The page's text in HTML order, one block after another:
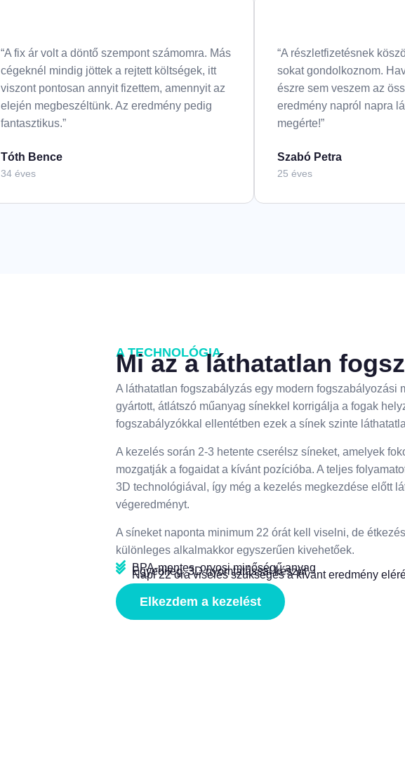
“A fix ár volt a döntő szempont számomra. Más
cégeknél mindig jöttek a rejtett költségek, itt
viszont pontosan annyit fizettem, amennyit az
elején megbeszéltünk. Az eredmény pedig
fantasztikus.”
Tóth Bence
34 éves
“A részletfizetésnek
sokat gondolkoznom.
észre sem veszem az
eredmény napról napra
megérte!”
Szabó Petra
25 éves
A TECHNOLÓGIA
Mi az a láthatatlan
A láthatatlan fogszabályzás egy modern fogszabályozási
gyártott, átlátszó műanyag sínekkel korrigálja a fogak
fogszabályzókkal ellentétben ezek a sínek szinte
A kezelés során 2-3 hetente cserélsz síneket, amelyek
mozgatják a fogaidat a kívánt pozícióba. A teljes
3D technológiával, így még a kezelés megkezdése előtt
végeredményt.
A síneket naponta minimum 22 órát kell viselni, de
különleges alkalmakkor egyszerűen kivehetőek.
BPA-mentes, orvosi minőségű anyag
Egyedileg, 3D nyomtatással készül
Napi 22 óra viselés szükséges a kívánt eredmény
Elkezdem a kezelést